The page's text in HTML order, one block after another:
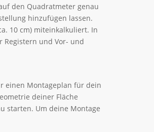
den Quadratmeter genau
hinzufügen lassen.
10 cm) miteinkalkuliert. In
Registern und Vor- und
einen Montageplan für dein
deiner Fläche
starten. Um deine Montage